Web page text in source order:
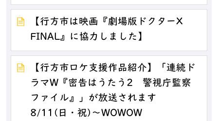
【行方市は映画『劇場版ドクターX
FINAL』に協力しました】
【行方市ロケ支援作品紹介】「連続ド
ラマW『密告はうたう2 警視庁監察
ファイル』」が放送されます
8/11(日・祝)～WOWOW